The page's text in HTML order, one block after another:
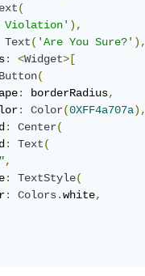
(
Violation'),
Text('Are You Sure?'),
: <Widget>[
(
shape
: borderRadius,
color
: Color(0XFF4a707a),
: Center(
: Text(
,
: TextStyle(
: Colors.white,